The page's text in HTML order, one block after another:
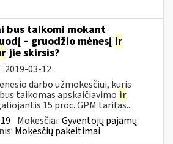
bus taikomi mokant
– gruodžio mėnesį ir
jie skirsis?
2019-03-12
darbo užmokesčiui, kuris
taikomas apskaičiavimo ir
15 proc. GPM tarifas...
Mokesčiai:Gyventojų pajamų
Mokesčių pakeitimai